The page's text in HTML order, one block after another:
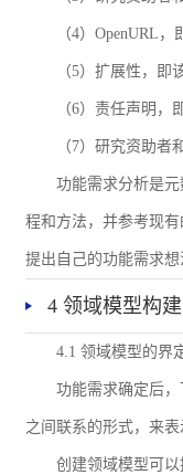
（4）OpenURL
（5）扩展性，
（6）责任声明，
（7）研究资助
功能需求分析是
程和方法，并参考现
提出自己的功能需求
4 领域模型构建
4.1 领域模型的界
功能需求确定后
之间联系的形式，来
创建领域模型可